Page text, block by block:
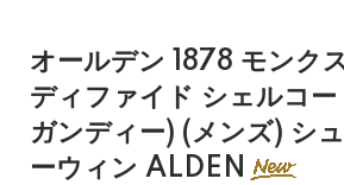
オールデン 1878 モンク
ディファイド シェルコ
ガンディー) (メンズ) シ
ーウィン ALDEN